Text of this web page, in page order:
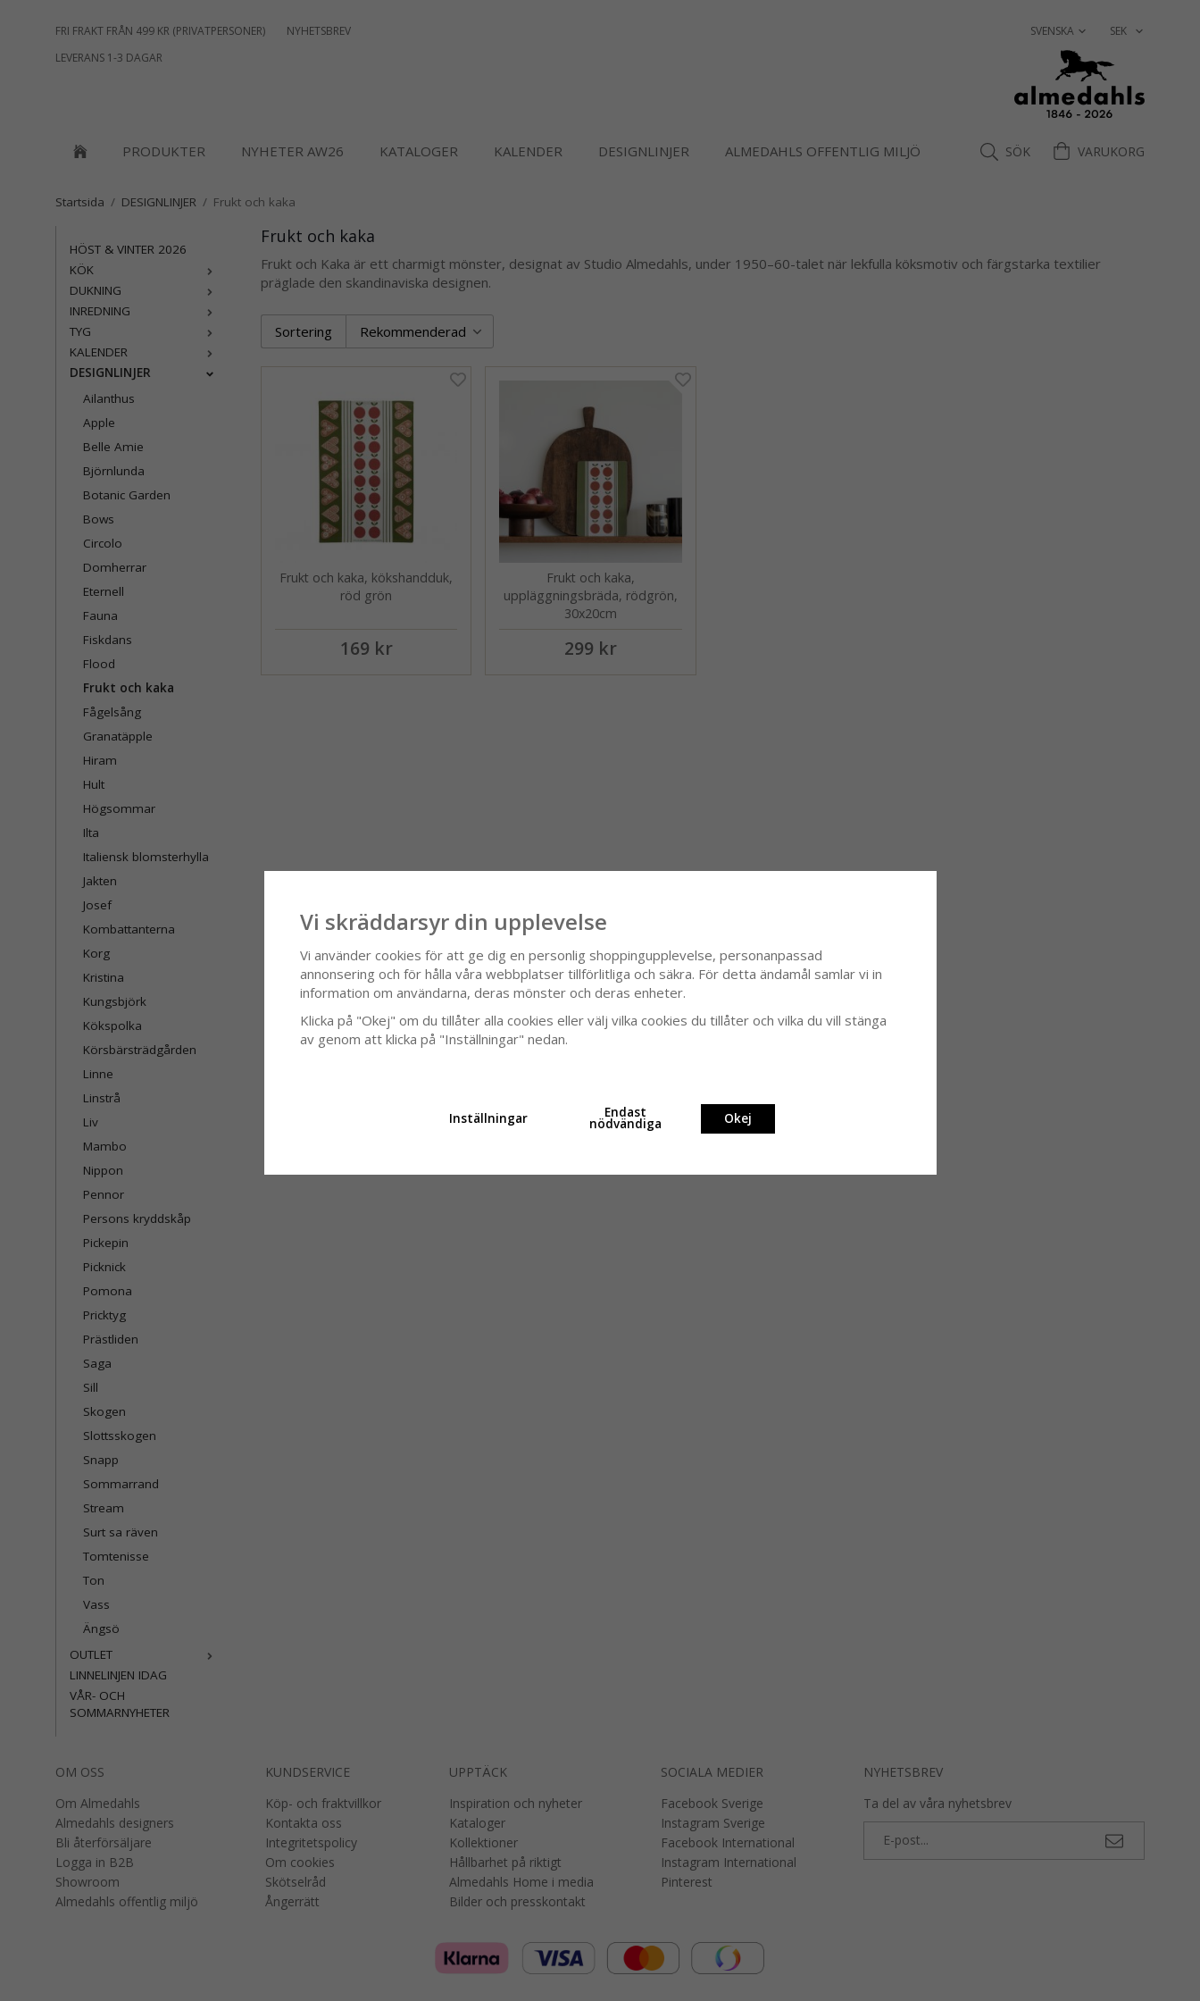
FRI FRAKT FRÅN 499 KR (PRIVATPERSONER)
NYHETSBREV
LEVERANS 1-3 DAGAR
PRODUKTER NYHETER AW26 KATALOGER KALENDER DESIGNLINJER ALMEDAHLS OFFENTLIG MILJÖ SÖK VARUKORG
Startsida / DESIGNLINJER / Frukt och kaka
HÖST & VINTER 2026
KÖK
DUKNING
INREDNING
TYG
KALENDER
DESIGNLINJER
Ailanthus
Apple
Belle Amie
Björnlunda
Botanic Garden
Bows
Circolo
Domherrar
Eternell
Fauna
Fiskdans
Flood
Frukt och kaka
Fågelsång
Granatäpple
Hiram
Hult
Högsommar
Ilta
Italiensk blomsterhylla
Jakten
Josef
Kombattanterna
Korg
Kristina
Kungsbjörk
Kökspolka
Körsbärsträdgården
Linne
Linstrå
Liv
Mambo
Nippon
Pennor
Persons kryddskåp
Pickepin
Picknick
Pomona
Pricktyg
Prästliden
Saga
Sill
Skogen
Slottsskogen
Snapp
Sommarrand
Stream
Surt sa räven
Tomtenisse
Ton
Vass
Ängsö
OUTLET
LINNELINJEN IDAG
VÅR- OCH
SOMMARNYHETER
Frukt och kaka
Frukt och Kaka är ett charmigt mönster, designat av Studio Almedahls, under 1950–60-talet när lekfulla köksmotiv och färgstarka textilier
präglade den skandinaviska designen.
Sortering
Frukt och kaka, kökshandduk,
röd grön
169 kr
Frukt och kaka,
uppläggningsbräda, rödgrön,
30x20cm
299 kr
OM OSS
Om Almedahls
Almedahls designers
Bli återförsäljare
Logga in B2B
Showroom
Almedahls offentlig miljö
KUNDSERVICE
Köp- och fraktvillkor
Kontakta oss
Integritetspolicy
Om cookies
Skötselråd
Ångerrätt
UPPTÄCK
Inspiration och nyheter
Kataloger
Kollektioner
Hållbarhet på riktigt
Almedahls Home i media
Bilder och presskontakt
SOCIALA MEDIER
Facebook Sverige
Instagram Sverige
Facebook International
Instagram International
Pinterest
NYHETSBREV
Ta del av våra nyhetsbrev
Vi skräddarsyr din upplevelse
Vi använder cookies för att ge dig en personlig shoppingupplevelse, personanpassad
annonsering och för hålla våra webbplatser tillförlitliga och säkra. För detta ändamål samlar vi in
information om användarna, deras mönster och deras enheter.
Klicka på "Okej" om du tillåter alla cookies eller välj vilka cookies du tillåter och vilka du vill stänga
av genom att klicka på "Inställningar" nedan.
Inställningar Endast
nödvändiga Okej